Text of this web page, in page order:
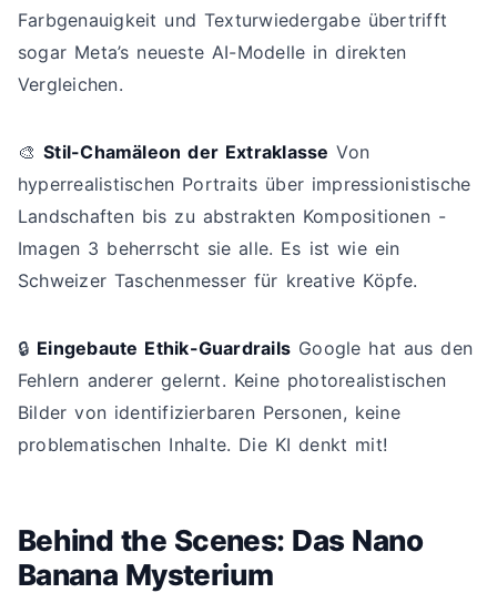
Farbgenauigkeit und Texturwiedergabe übertrifft
sogar Meta’s neueste AI-Modelle in direkten
Vergleichen.
🎨Stil-Chamäleon der Extraklasse Von
hyperrealistischen Portraits über impressionistische
Landschaften bis zu abstrakten Kompositionen -
Imagen 3 beherrscht sie alle. Es ist wie ein
Schweizer Taschenmesser für kreative Köpfe.
🔒 Eingebaute Ethik-Guardrails Google hat aus den
Fehlern anderer gelernt. Keine photorealistischen
Bilder von identifizierbaren Personen, keine
problematischen Inhalte. Die KI denkt mit!
Behind the Scenes: Das Nano
Banana Mysterium